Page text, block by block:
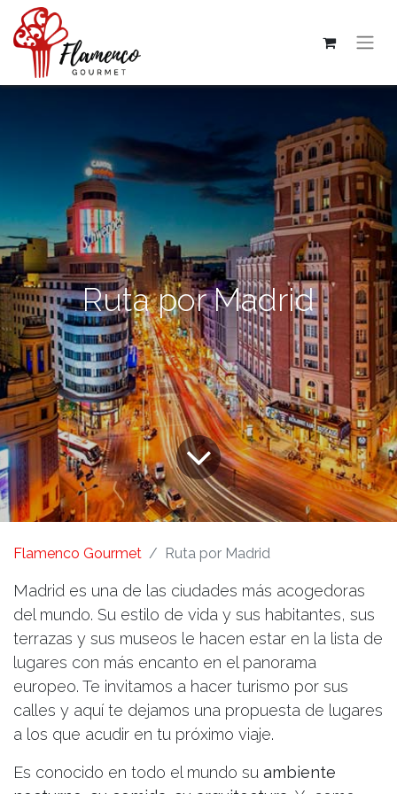
Ruta por Madrid
Flamenco Gourmet Ruta por Madrid
Madrid es una de las ciudades más acogedoras
del mundo. Su estilo de vida y sus habitantes, sus
terrazas y sus museos le hacen estar en la lista de
lugares con más encanto en el panorama
europeo. Te invitamos a hacer turismo por sus
calles y aquí te dejamos una propuesta de lugares
a los que acudir en tu próximo viaje.
Es conocido en todo el mundo su ambiente